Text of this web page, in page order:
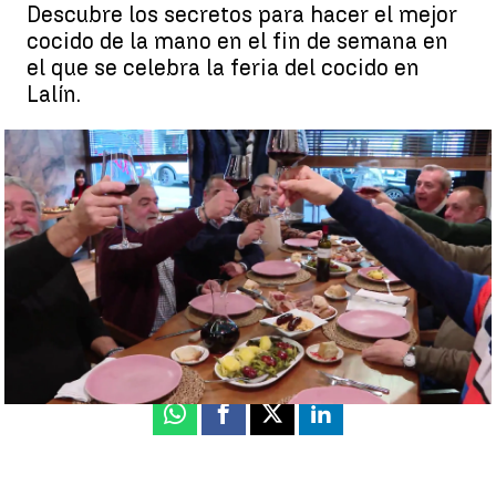
Descubre los secretos para hacer el mejor
cocido de la mano en el fin de semana en
el que se celebra la feria del cocido en
Lalín.
Las claves del mejor cocido |Las claves del mejor cocido: buena
materia prima, ollas grandes y mucho tiempo a fuego lento
Eva Conde-Corbal
Publicado:12 de febrero de 2023, 09:04
Whatsapp
Facebook
X Linkedin